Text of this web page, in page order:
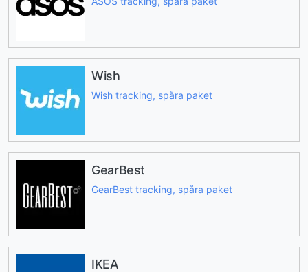
Wish
Wish tracking, spåra paket
GearBest
GearBest tracking, spåra paket
IKEA